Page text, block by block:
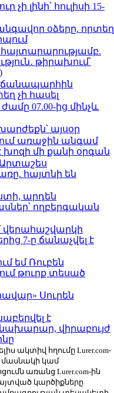
չի լինի՝ հուլիսի 15-
օձերը. որտեղ
հայտարարությամբ.
թիրախում՝
ճանապարհին
չի հասել
ժամը 07.00-ից մինչև
այսօր
առաջին անգամ
մի քանի օրգան
հայտնի են
արդեն
ողբերգական
վերահաշվարկի
7-ը ճանաչվել է
եմ Ռուբեն
թուրք տեսած
Սուրեն
է
վիրաբույժ
ակտիվ հղումը Lurer.com-
մասնակի կամ
առանց Lurer.com-ին
կարծիքները